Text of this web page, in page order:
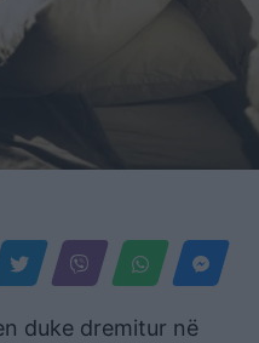
duke dremitur në